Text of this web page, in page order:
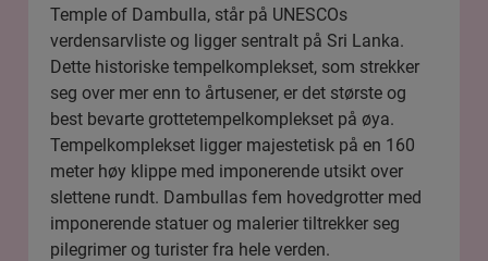
Temple of Dambulla, står på UNESCOs
verdensarvliste og ligger sentralt på Sri Lanka.
Dette historiske tempelkomplekset, som strekker
seg over mer enn to årtusener, er det største og
best bevarte grottetempelkomplekset på øya.
Tempelkomplekset ligger majestetisk på en 160
meter høy klippe med imponerende utsikt over
slettene rundt. Dambullas fem hovedgrotter med
imponerende statuer og malerier tiltrekker seg
pilegrimer og turister fra hele verden.